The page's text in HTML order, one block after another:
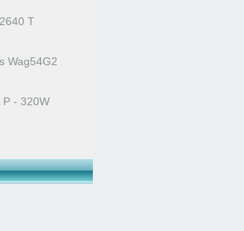
T
Wag54G2
P - 320W